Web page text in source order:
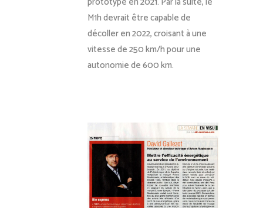
M1h devrait être capable de
décoller en 2022, croisant à une
vitesse de 250 km/h pour une
autonomie de 600 km.